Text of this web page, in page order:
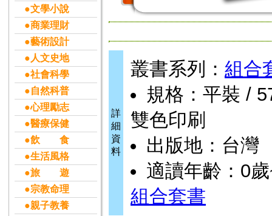
●文學小說
●商業理財
●藝術設計
●人文史地
●社會科學
●自然科普
●心理勵志
●醫療保健
●飲 食
●生活風格
●旅 遊
●宗教命理
●親子教養
詳
細
資
料
叢書系列： 組合
規格：平裝 /
雙色印刷
出版地：台灣
適讀年齡：0
組合套書